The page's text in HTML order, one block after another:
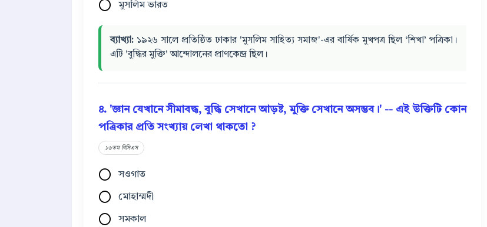
মুসলিম ভারত
ব্যাখ্যা: ১৯২৬ সালে প্রতিষ্ঠিত ঢাকার 'মুসলিম সাহিত্য সমাজ'-এর বার্ষিক মুখপত্র ছিল ‘শিখা’ পত্রিকা।
এটি 'বুদ্ধির মুক্তি' আন্দোলনের প্রাণকেন্দ্র ছিল।
৪. 'জ্ঞান যেখানে সীমাবদ্ধ, বুদ্ধি সেখানে আড়ষ্ট, মুক্তি সেখানে অসম্ভব।' -- এই উক্তিটি কোন
পত্রিকার প্রতি সংখ্যায় লেখা থাকতো ?
১৬তম বিসিএস
সওগাত
মোহাম্মদী
সমকাল